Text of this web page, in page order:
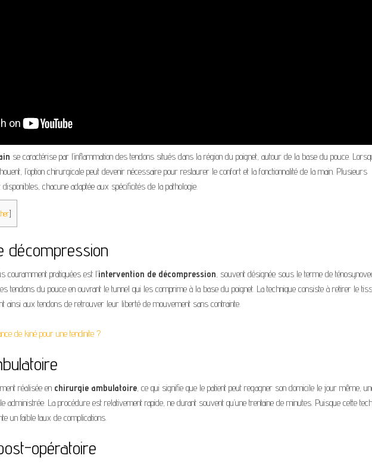
se caractérise par l’inflammation des tendons situés dans la région du poignet, autour de la base du pouce.
l’option chirurgicale peut devenir nécessaire pour restaurer le confort et la fonctionnalité de la main. Plusieurs
chacune adaptée aux spécificités de la pathologie.
]
décompression
couramment pratiquées est l’intervention de décompression , souvent désignée sous le terme de
tendons du pouce en ouvrant le tunnel qui les comprime à la base du poignet. La technique consiste à retirer le
ainsi aux tendons de retrouver leur liberté de mouvement sans contrainte.
de kiné pour une tendinite ?
réalisée en chirurgie ambulatoire , ce qui signifie que le patient peut regagner son domicile le jour même,
administrée. La procédure est relativement rapide, ne durant souvent qu’une trentaine de minutes. Puisque cette
un faible taux de complications.
opératoire